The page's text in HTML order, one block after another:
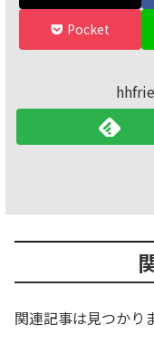
Pocket
関連記事は見つかり